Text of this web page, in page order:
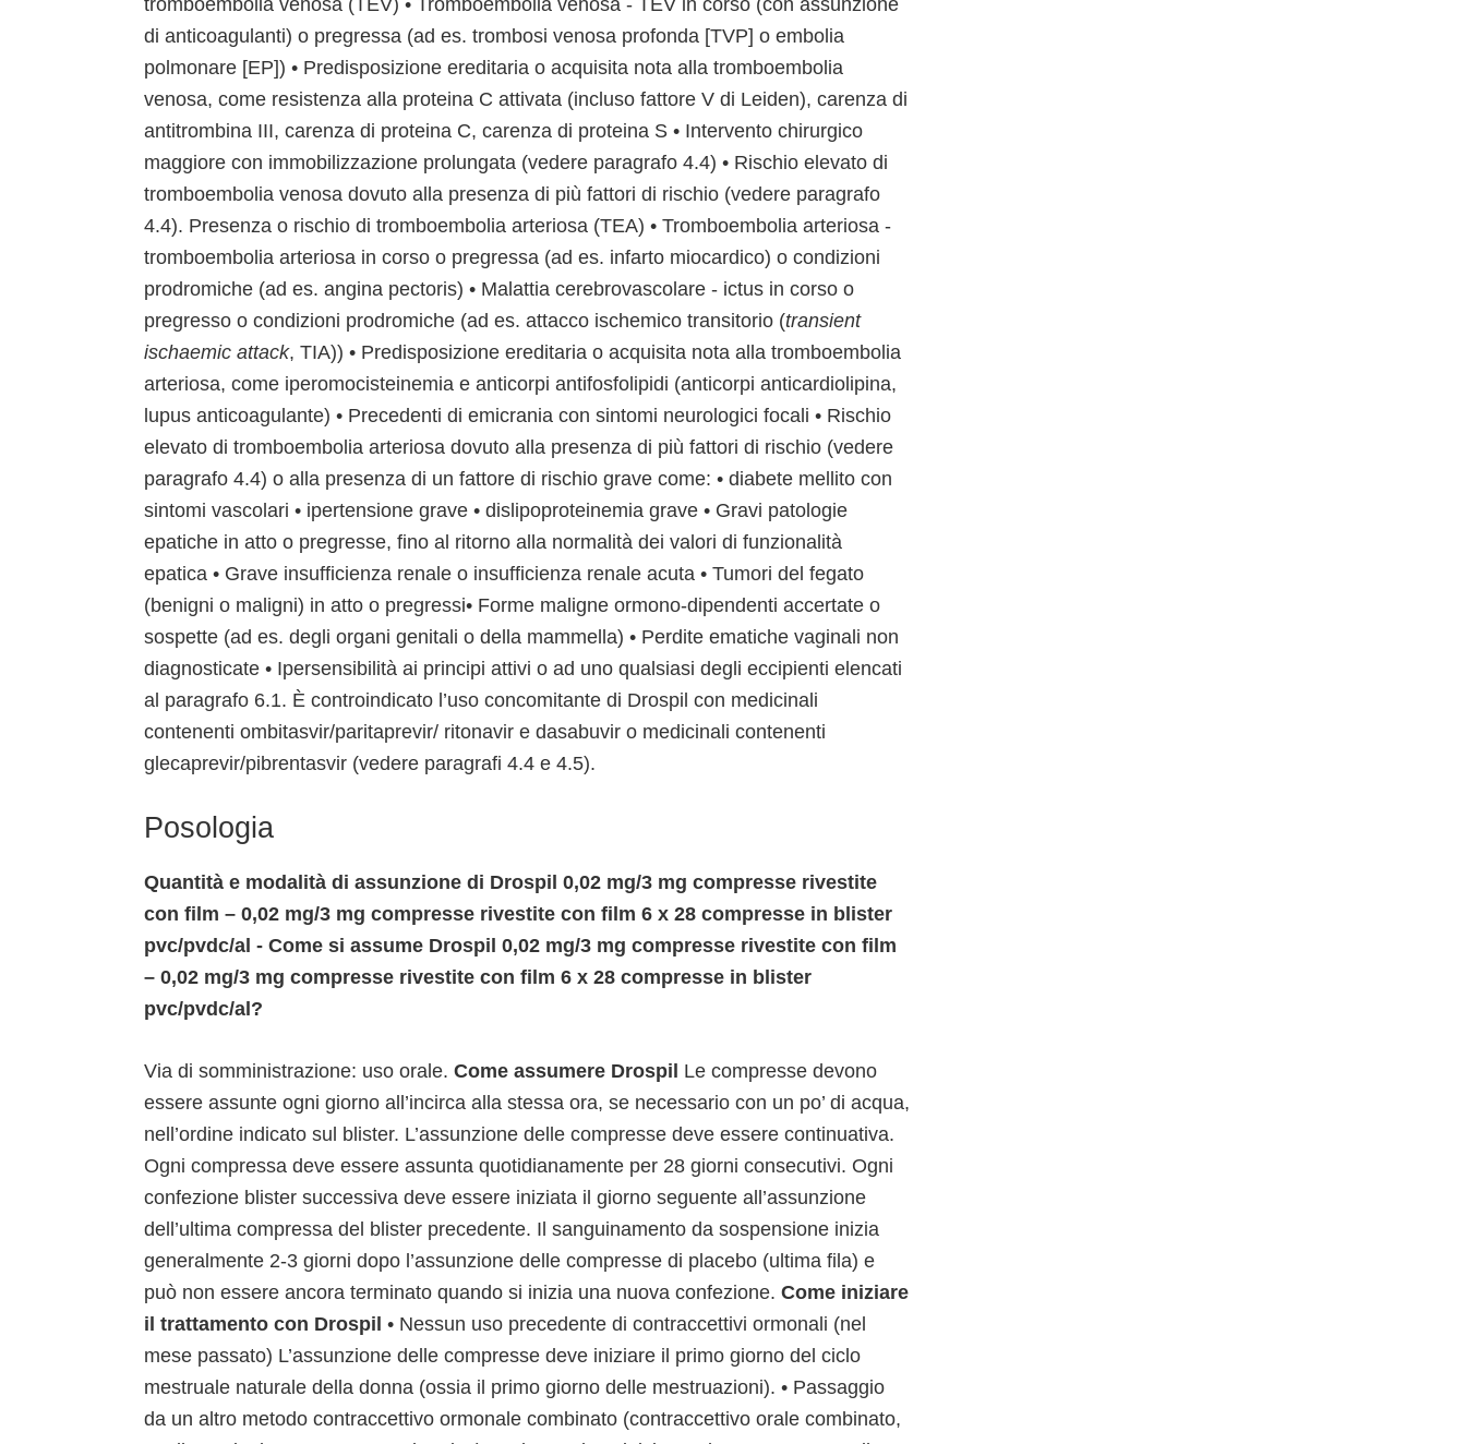
di anticoagulanti) o pregressa (ad es. trombosi venosa profonda [TVP] o embolia
polmonare [EP]) • Predisposizione ereditaria o acquisita nota alla tromboembolia
venosa, come resistenza alla proteina C attivata (incluso fattore V di Leiden), carenza di
antitrombina III, carenza di proteina C, carenza di proteina S • Intervento chirurgico
maggiore con immobilizzazione prolungata (vedere paragrafo 4.4) • Rischio elevato di
tromboembolia venosa dovuto alla presenza di più fattori di rischio (vedere paragrafo
4.4). Presenza o rischio di tromboembolia arteriosa (TEA) • Tromboembolia arteriosa -
tromboembolia arteriosa in corso o pregressa (ad es. infarto miocardico) o condizioni
prodromiche (ad es. angina pectoris) • Malattia cerebrovascolare - ictus in corso o
pregresso o condizioni prodromiche (ad es. attacco ischemico transitorio (transient
ischaemic attack, TIA)) • Predisposizione ereditaria o acquisita nota alla tromboembolia
arteriosa, come iperomocisteinemia e anticorpi antifosfolipidi (anticorpi anticardiolipina,
lupus anticoagulante) • Precedenti di emicrania con sintomi neurologici focali • Rischio
elevato di tromboembolia arteriosa dovuto alla presenza di più fattori di rischio (vedere
paragrafo 4.4) o alla presenza di un fattore di rischio grave come: • diabete mellito con
sintomi vascolari • ipertensione grave • dislipoproteinemia grave • Gravi patologie
epatiche in atto o pregresse, fino al ritorno alla normalità dei valori di funzionalità
epatica • Grave insufficienza renale o insufficienza renale acuta • Tumori del fegato
(benigni o maligni) in atto o pregressi• Forme maligne ormono-dipendenti accertate o
sospette (ad es. degli organi genitali o della mammella) • Perdite ematiche vaginali non
diagnosticate • Ipersensibilità ai principi attivi o ad uno qualsiasi degli eccipienti elencati
al paragrafo 6.1. È controindicato l’uso concomitante di Drospil con medicinali
contenenti ombitasvir/paritaprevir/ ritonavir e dasabuvir o medicinali contenenti
glecaprevir/pibrentasvir (vedere paragrafi 4.4 e 4.5).
Posologia
Quantità e modalità di assunzione di Drospil 0,02 mg/3 mg compresse rivestite
con film – 0,02 mg/3 mg compresse rivestite con film 6 x 28 compresse in blister
pvc/pvdc/al - Come si assume Drospil 0,02 mg/3 mg compresse rivestite con film
– 0,02 mg/3 mg compresse rivestite con film 6 x 28 compresse in blister
pvc/pvdc/al?
Via di somministrazione: uso orale. Come assumere Drospil Le compresse devono
essere assunte ogni giorno all’incirca alla stessa ora, se necessario con un po’ di acqua,
nell’ordine indicato sul blister. L’assunzione delle compresse deve essere continuativa.
Ogni compressa deve essere assunta quotidianamente per 28 giorni consecutivi. Ogni
confezione blister successiva deve essere iniziata il giorno seguente all’assunzione
dell’ultima compressa del blister precedente. Il sanguinamento da sospensione inizia
generalmente 2-3 giorni dopo l’assunzione delle compresse di placebo (ultima fila) e
può non essere ancora terminato quando si inizia una nuova confezione. Come iniziare
il trattamento con Drospil • Nessun uso precedente di contraccettivi ormonali (nel
mese passato) L’assunzione delle compresse deve iniziare il primo giorno del ciclo
mestruale naturale della donna (ossia il primo giorno delle mestruazioni). • Passaggio
da un altro metodo contraccettivo ormonale combinato (contraccettivo orale combinato,